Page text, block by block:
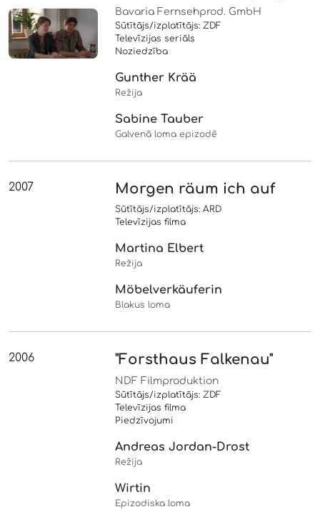
Bavaria Fernsehprod. GmbH
Sūtītājs/izplatītājs: ZDF
Televīzijas seriāls
Noziedzība
Gunther Krää
Režija
Sabine Tauber
Galvenā loma epizodē
2007 Morgen räum ich auf
Sūtītājs/izplatītājs: ARD
Televīzijas filma
Martina Elbert
Režija
Möbelverkäuferin
Blakus loma
2006 "Forsthaus Falkenau"
NDF Filmproduktion
Sūtītājs/izplatītājs: ZDF
Televīzijas filma
Piedzīvojumi
Andreas Jordan-Drost
Režija
Wirtin
Epizodiska loma